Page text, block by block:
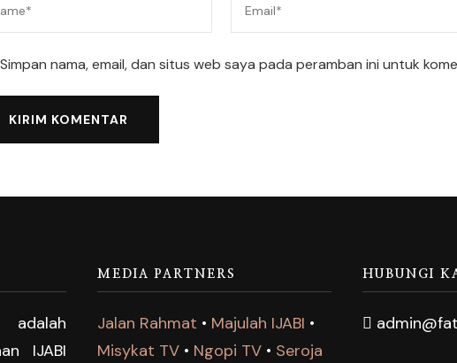
Simpan nama, email, dan situs web saya pada peramban ini untuk
IJABI
MEDIA PARTNERS
Jalan Rahmat • Majulah IJABI •
Misykat TV • Ngopi TV • Seroja
HUBUNGI